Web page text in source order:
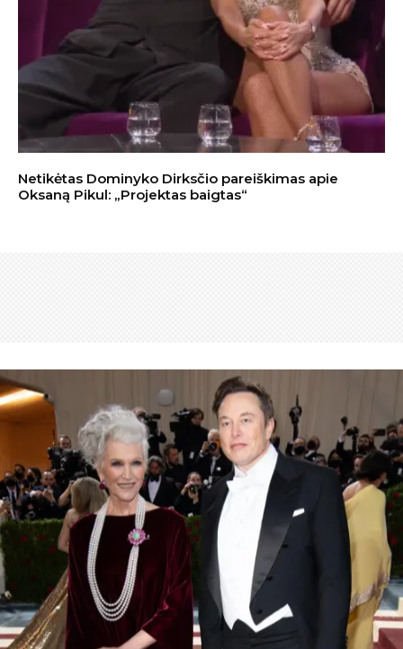
Netikėtas Dominyko Dirksčio pareiškimas apie
Oksaną Pikul: „Projektas baigtas“